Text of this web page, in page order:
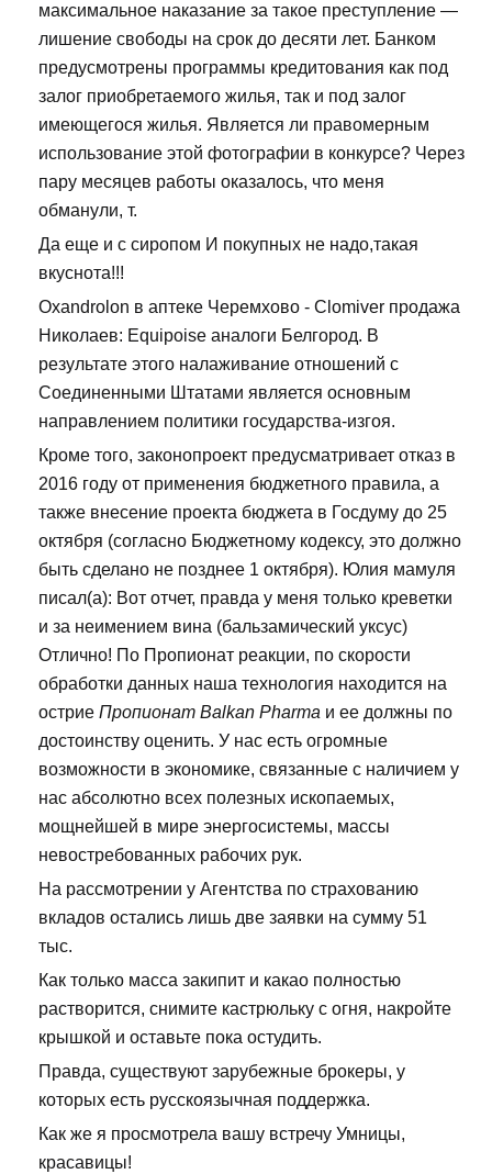
максимальное наказание за такое преступление —
лишение свободы на срок до десяти лет. Банком
предусмотрены программы кредитования как под
залог приобретаемого жилья, так и под залог
имеющегося жилья. Является ли правомерным
использование этой фотографии в конкурсе? Через
пару месяцев работы оказалось, что меня
обманули, т.
Да еще и с сиропом И покупных не надо,такая
вкуснота!!!
Oxandrolon в аптеке Черемхово - Clomiver продажа
Николаев: Equipoise аналоги Белгород. В
результате этого налаживание отношений с
Соединенными Штатами является основным
направлением политики государства-изгоя.
Кроме того, законопроект предусматривает отказ в
2016 году от применения бюджетного правила, а
также внесение проекта бюджета в Госдуму до 25
октября (согласно Бюджетному кодексу, это должно
быть сделано не позднее 1 октября). Юлия мамуля
писал(а): Вот отчет, правда у меня только креветки
и за неимением вина (бальзамический уксус)
Отлично! По Пропионат реакции, по скорости
обработки данных наша технология находится на
острие Пропионат Balkan Pharma и ее должны по
достоинству оценить. У нас есть огромные
возможности в экономике, связанные с наличием у
нас абсолютно всех полезных ископаемых,
мощнейшей в мире энергосистемы, массы
невостребованных рабочих рук.
На рассмотрении у Агентства по страхованию
вкладов остались лишь две заявки на сумму 51
тыс.
Как только масса закипит и какао полностью
растворится, снимите кастрюльку с огня, накройте
крышкой и оставьте пока остудить.
Правда, существуют зарубежные брокеры, у
которых есть русскоязычная поддержка.
Как же я просмотрела вашу встречу Умницы,
красавицы!